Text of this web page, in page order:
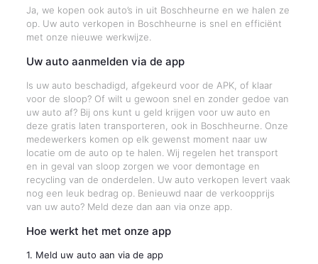
Ja, we kopen ook auto’s in uit Boschheurne en we halen ze
op. Uw auto verkopen in Boschheurne is snel en efficiënt
met onze nieuwe werkwijze.
Uw auto aanmelden via de app
Is uw auto beschadigd, afgekeurd voor de APK, of klaar
voor de sloop? Of wilt u gewoon snel en zonder gedoe van
uw auto af? Bij ons kunt u geld krijgen voor uw auto en
deze gratis laten transporteren, ook in Boschheurne. Onze
medewerkers komen op elk gewenst moment naar uw
locatie om de auto op te halen. Wij regelen het transport
en in geval van sloop zorgen we voor demontage en
recycling van de onderdelen. Uw auto verkopen levert vaak
nog een leuk bedrag op. Benieuwd naar de verkoopprijs
van uw auto? Meld deze dan aan via onze app.
Hoe werkt het met onze app
1. Meld uw auto aan via de app